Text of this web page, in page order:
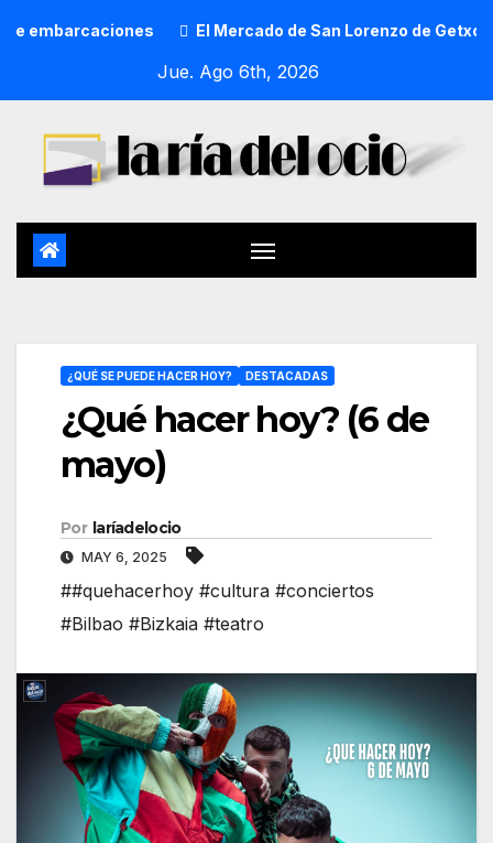
El Mercado de San Lorenzo de Getxo reunirá
Jue. Ago 6th, 2026
¿QUÉ SE PUEDE HACER HOY? DESTACADAS
¿Qué hacer hoy? (6 de
mayo)
Por laríadelocio
MAY 6, 2025
##quehacerhoy #cultura #conciertos
#Bilbao #Bizkaia #teatro